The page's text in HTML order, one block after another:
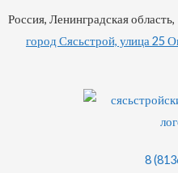
Россия, Ленинградская область,
город Сясьстрой, улица 25
8